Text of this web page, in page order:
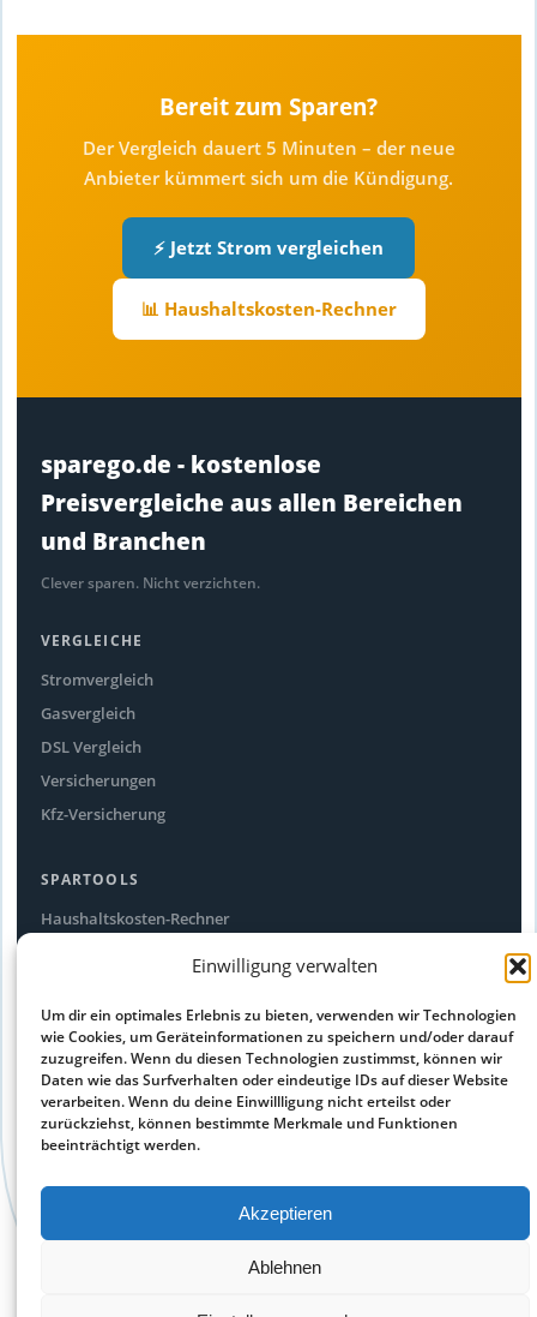
Einwilligung verwalten
Um dir ein optimales Erlebnis zu bieten, verwenden wir Technologien
wie Cookies, um Geräteinformationen zu speichern und/oder darauf
zuzugreifen. Wenn du diesen Technologien zustimmst, können wir
Daten wie das Surfverhalten oder eindeutige IDs auf dieser Website
verarbeiten. Wenn du deine Einwillligung nicht erteilst oder
zurückziehst, können bestimmte Merkmale und Funktionen
beeinträchtigt werden.
Akzeptieren
Ablehnen
Bereit zum Sparen?
Der Vergleich dauert 5 Minuten – der neue
Anbieter kümmert sich um die Kündigung.
⚡ Jetzt Strom vergleichen
📊 Haushaltskosten-Rechner
sparego.de - kostenlose
Preisvergleiche aus allen Bereichen
und Branchen
Clever sparen. Nicht verzichten.
VERGLEICHE
Stromvergleich
Gasvergleich
DSL Vergleich
Versicherungen
Kfz-Versicherung
SPARTOOLS
Haushaltskosten-Rechner
Alle Spartipps
RECHTLICHES
Impressum
Datenschutz
Cookie-Richtlinie